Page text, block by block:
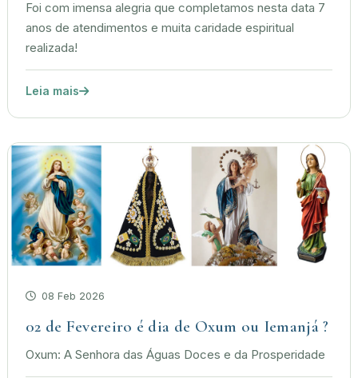
Foi com imensa alegria que completamos nesta data 7
anos de atendimentos e muita caridade espiritual
realizada!
Leia mais
08 Feb 2026
02 de Fevereiro é dia de Oxum ou Iemanjá ?
Oxum: A Senhora das Águas Doces e da Prosperidade